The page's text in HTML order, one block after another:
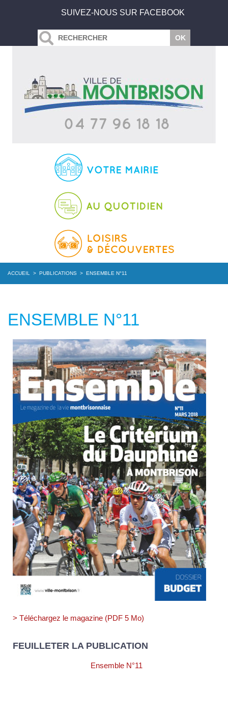
SUIVEZ-NOUS SUR FACEBOOK
ACCUEIL > PUBLICATIONS > ENSEMBLE N°11
ENSEMBLE N°11
> Téléchargez le magazine (PDF 5 Mo)
FEUILLETER LA PUBLICATION
Ensemble N°11